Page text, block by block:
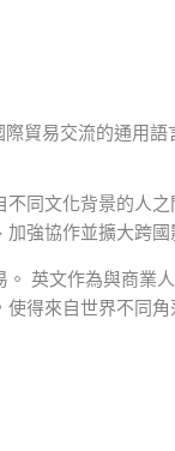
貿易交流的通用語
同文化背景的人
強協作並擴大跨國
英文作為與商業
得來自世界不同